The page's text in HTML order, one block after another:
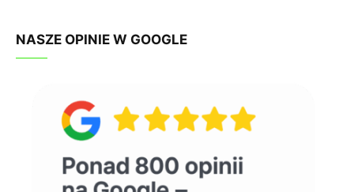
NASZE OPINIE W GOOGLE